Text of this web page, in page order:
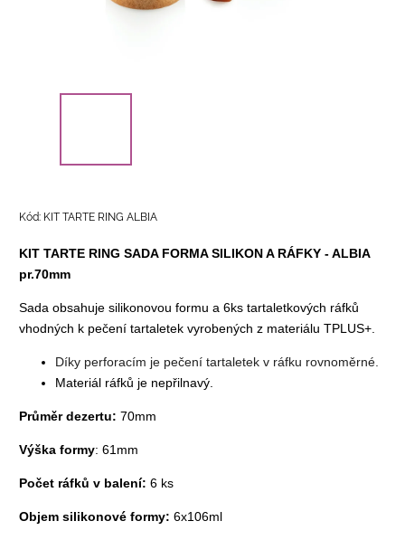
Kód: KIT TARTE RING ALBIA
KIT TARTE RING SADA FORMA SILIKON A RÁFKY - ALBIA
pr.70mm
Sada obsahuje silikonovou formu a 6ks tartaletkových ráfků
vhodných k pečení tartaletek vyrobených z materiálu TPLUS+.
Díky perforacím je pečení tartaletek v ráfku rovnoměrné.
Materiál ráfků je nepřilnavý.
Průměr dezertu: 70mm
Výška formy: 61mm
Počet ráfků v balení: 6 ks
Objem silikonové formy: 6x106ml